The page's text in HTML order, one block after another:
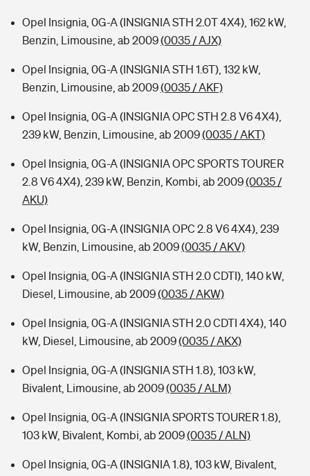
Opel Insignia, 0G-A (INSIGNIA STH 2.0T 4X4), 162 kW,
Benzin, Limousine, ab 2009(0035 / AJX)
Opel Insignia, 0G-A (INSIGNIA STH 1.6T), 132 kW,
Benzin, Limousine, ab 2009(0035 / AKF)
Opel Insignia, 0G-A (INSIGNIA OPC STH 2.8 V6 4X4),
239 kW, Benzin, Limousine, ab 2009(0035 / AKT)
Opel Insignia, 0G-A (INSIGNIA OPC SPORTS TOURER
2.8 V6 4X4), 239 kW, Benzin, Kombi, ab 2009(0035 /
AKU)
Opel Insignia, 0G-A (INSIGNIA OPC 2.8 V6 4X4), 239
kW, Benzin, Limousine, ab 2009(0035 / AKV)
Opel Insignia, 0G-A (INSIGNIA STH 2.0 CDTI), 140 kW,
Diesel, Limousine, ab 2009(0035 / AKW)
Opel Insignia, 0G-A (INSIGNIA STH 2.0 CDTI 4X4), 140
kW, Diesel, Limousine, ab 2009(0035 / AKX)
Opel Insignia, 0G-A (INSIGNIA STH 1.8), 103 kW,
Bivalent, Limousine, ab 2009(0035 / ALM)
Opel Insignia, 0G-A (INSIGNIA SPORTS TOURER 1.8),
103 kW, Bivalent, Kombi, ab 2009(0035 / ALN)
Opel Insignia, 0G-A (INSIGNIA 1.8), 103 kW, Bivalent,